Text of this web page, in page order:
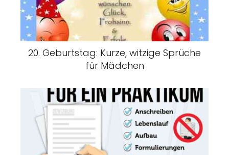
20. Geburtstag: Kurze, witzige Sprüche
für Mädchen